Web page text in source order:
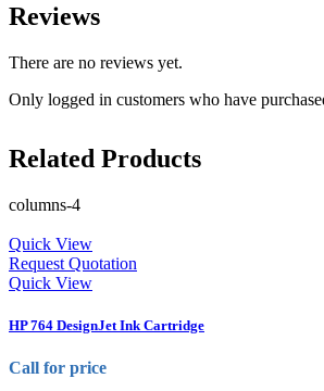
Reviews
There are no reviews yet.
Only logged in customers who have
Related Products
columns-4
Quick View
Request Quotation
Quick View
HP 764 DesignJet Ink Cartridge
Call for price